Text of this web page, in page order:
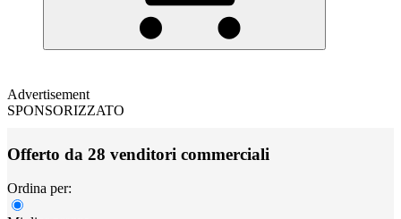
Advertisement
SPONSORIZZATO
Offerto da 28 venditori commerciali
Ordina per: